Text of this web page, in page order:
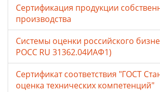
Сертификация продукции
производства
Системы оценки российского
РОСС RU 31362.04ИАФ1)
Сертификат соответствия "ГОСТ
оценка технических компетенций"